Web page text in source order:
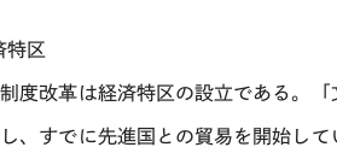
特区
度改革は経済特区の設立である。
、すでに先進国との貿易を開始し